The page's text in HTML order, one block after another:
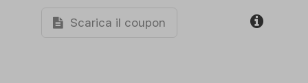
Scarica il coupon